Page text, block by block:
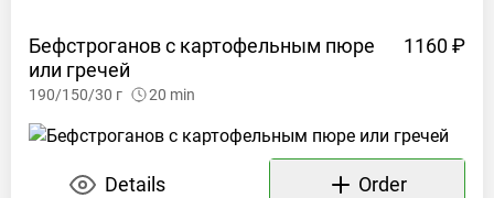
Бефстроганов с картофельным пюре
или гречей
1160 ₽
190/150/30 г 20 min
Details Order